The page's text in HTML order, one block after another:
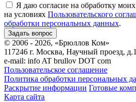
Я даю согласие на обработку
на условиях Пользовательского
обработки персональных данных.
© 2006 - 2026, «Брюллов Ком»
117246 г. Москва, Научный проезд,
e-mail: info AT brullov DOT com
Пользовательское соглашение
Политика обработки персональных
Раскрытие информации Готовые
Карта сайта